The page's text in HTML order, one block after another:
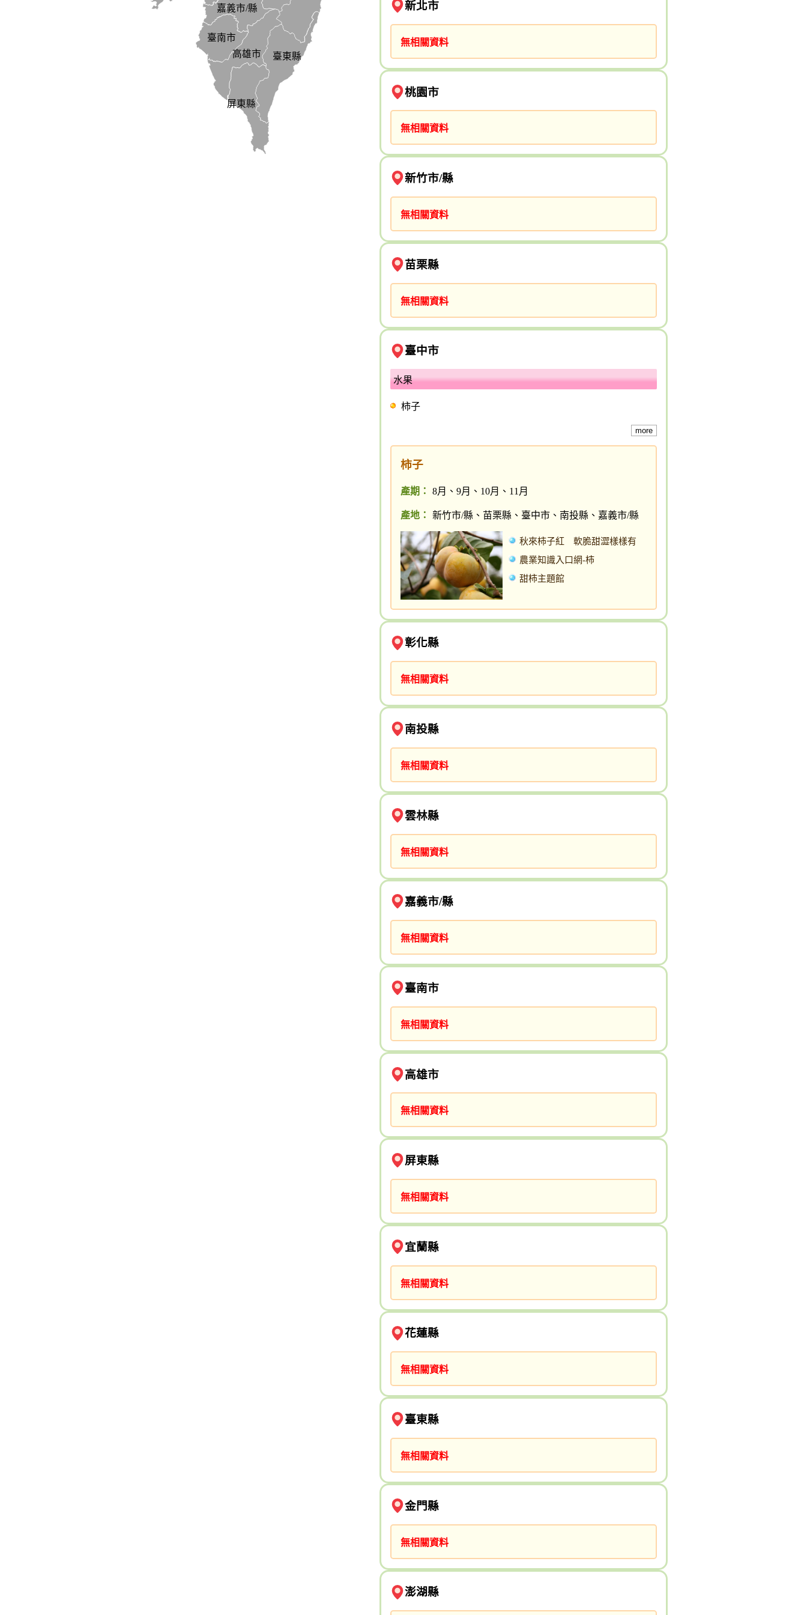
嘉義市/縣
臺南市
高雄市
屏東縣
臺東縣
新北市
無相關資料
桃園市
無相關資料
新竹市/縣
無相關資料
苗栗縣
無相關資料
臺中市
水果
柿子
more
柿子
產期： 8月、9月、10月、11月
產地： 新竹市/縣、苗栗縣、臺中市、南投縣、嘉義市/縣
秋來柿子紅 軟脆甜澀樣樣有
農業知識入口網-柿
甜柿主題館
彰化縣
無相關資料
南投縣
無相關資料
雲林縣
無相關資料
嘉義市/縣
無相關資料
臺南市
無相關資料
高雄市
無相關資料
屏東縣
無相關資料
宜蘭縣
無相關資料
花蓮縣
無相關資料
臺東縣
無相關資料
金門縣
無相關資料
澎湖縣